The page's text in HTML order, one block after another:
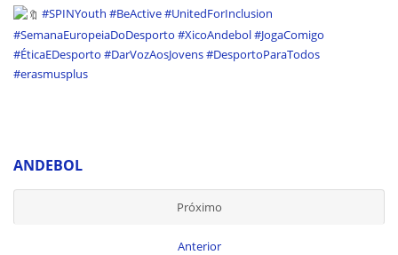
#SPINYouth #BeActive#UnitedForInclusion
#SemanaEuropeiaDoDesporto #XicoAndebol#JogaComigo
#ÉticaEDesporto #DarVozAosJovens#DesportoParaTodos
#erasmusplus
ANDEBOL
Próximo
Anterior